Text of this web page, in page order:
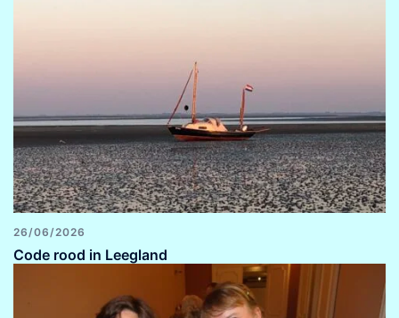
26/06/2026
Code rood in Leegland